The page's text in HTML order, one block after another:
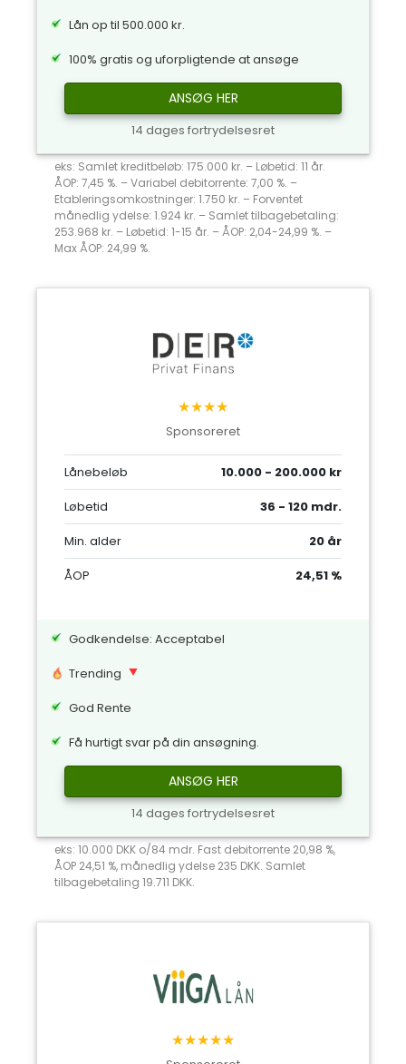
Lån op til 500.000 kr.
100% gratis og uforpligtende at ansøge
ANSØG HER
14 dages fortrydelsesret
eks: Samlet kreditbeløb: 175.000 kr. – Løbetid: 11 år.
ÅOP: 7,45 %. – Variabel debitorrente: 7,00 %. –
Etableringsomkostninger: 1.750 kr. – Forventet
månedlig ydelse: 1.924 kr. – Samlet tilbagebetaling:
253.968 kr. – Løbetid: 1-15 år. – ÅOP: 2,04-24,99 %. –
Max ÅOP: 24,99 %.
★★★★
Sponsoreret
Lånebeløb
10.000 - 200.000 kr
Løbetid
36 - 120 mdr.
Min. alder
20 år
ÅOP
24,51 %
Godkendelse: Acceptabel
Trending
God Rente
Få hurtigt svar på din ansøgning.
ANSØG HER
14 dages fortrydelsesret
eks: 10.000 DKK o/84 mdr. Fast debitorrente 20,98 %,
ÅOP 24,51 %, månedlig ydelse 235 DKK. Samlet
tilbagebetaling 19.711 DKK.
★★★★★